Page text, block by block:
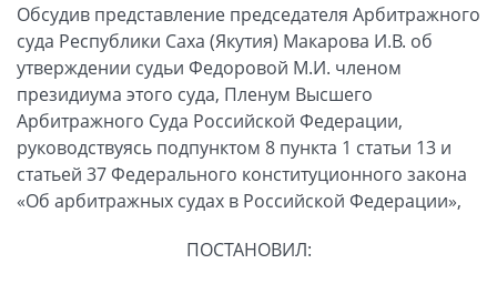
Обсудив представление председателя Арбитражного
суда Республики Саха (Якутия) Макарова И.В. об
утверждении судьи Федоровой М.И. членом
президиума этого суда, Пленум Высшего
Арбитражного Суда Российской Федерации,
руководствуясь подпунктом 8 пункта 1 статьи 13 и
статьей 37 Федерального конституционного закона
«Об арбитражных судах в Российской Федерации»,
ПОСТАНОВИЛ: